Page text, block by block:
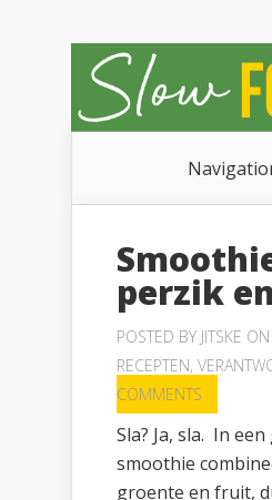
perzik
POSTED BY JITSKE
RECEPTEN,
COMMENTS
Sla? Ja, sla. In
smoothie
groente en fruit,